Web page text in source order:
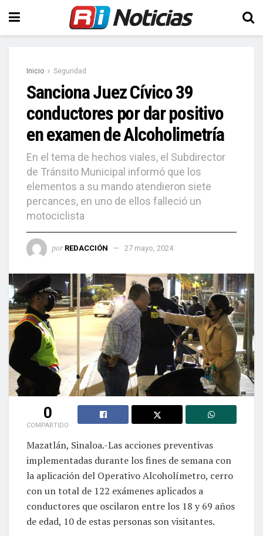
Inicio Seguridad
Sanciona Juez Cívico 39
conductores por dar positivo
en examen de Alcoholimetría
En el tema de hechos viales, el Subdirector
de Tránsito Municipal informó que los
elementos a su mando atendieron siete
percances, en uno de ellos falleció un
motociclista
por REDACCIÓN 27 mayo, 2024
0
COMPARTIDO
Mazatlán, Sinaloa.-Las acciones preventivas
implementadas durante los fines de semana con
la aplicación del Operativo Alcoholímetro, cerro
con un total de 122 exámenes aplicados a
conductores que oscilaron entre los 18 y 69 años
de edad, 10 de estas personas son visitantes.